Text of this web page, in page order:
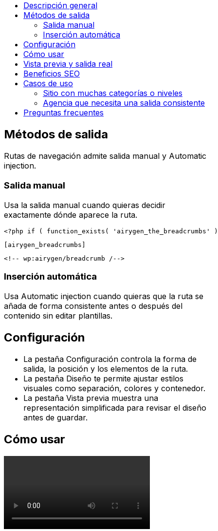
Descripción general
Métodos de salida
Salida manual
Inserción automática
Configuración
Cómo usar
Vista previa y salida real
Beneficios SEO
Casos de uso
Sitio con muchas categorías o niveles
Agencia que necesita una salida consistente
Preguntas frecuentes
Métodos de salida
Rutas de navegación admite salida manual y Automatic
injection.
Salida manual
Usa la salida manual cuando quieras decidir
exactamente dónde aparece la ruta.
Inserción automática
Usa Automatic injection cuando quieras que la ruta se
añada de forma consistente antes o después del
contenido sin editar plantillas.
Configuración
La pestaña Configuración controla la forma de
salida, la posición y los elementos de la ruta.
La pestaña Diseño te permite ajustar estilos
visuales como separación, colores y contenedor.
La pestaña Vista previa muestra una
representación simplificada para revisar el diseño
antes de guardar.
Cómo usar